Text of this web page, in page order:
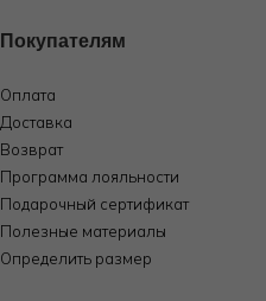
Покупателям
Оплата
Доставка
Возврат
Программа лояльности
Подарочный сертификат
Полезные материалы
Определить размер